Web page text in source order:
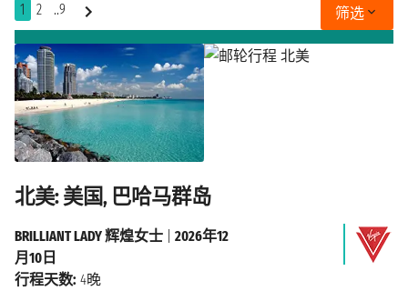
1 2 ..9 筛选
北美: 美国, 巴哈马群岛
BRILLIANT LADY 辉煌女士
2026年12
月10日
行程天数: 4晚